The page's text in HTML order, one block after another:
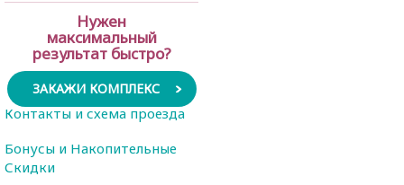
Нужен
максимальный
результат быстро?
ЗАКАЖИ КОМПЛЕКС
Контакты и схема проезда
Бонусы и Накопительные
Скидки